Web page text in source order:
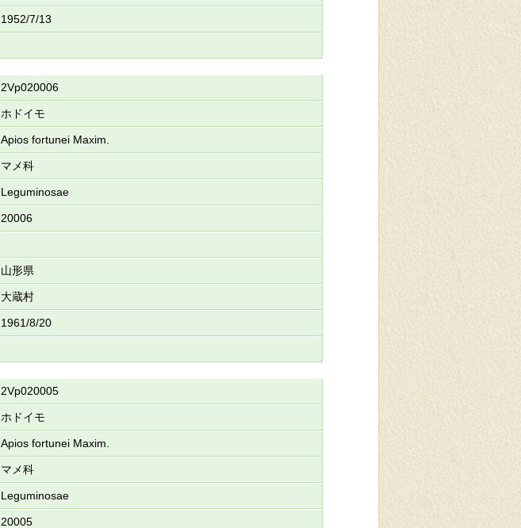
1952/7/13
2Vp020006
ホドイモ
Apios fortunei Maxim.
マメ科
Leguminosae
20006
山形県
大蔵村
1961/8/20
2Vp020005
ホドイモ
Apios fortunei Maxim.
マメ科
Leguminosae
20005